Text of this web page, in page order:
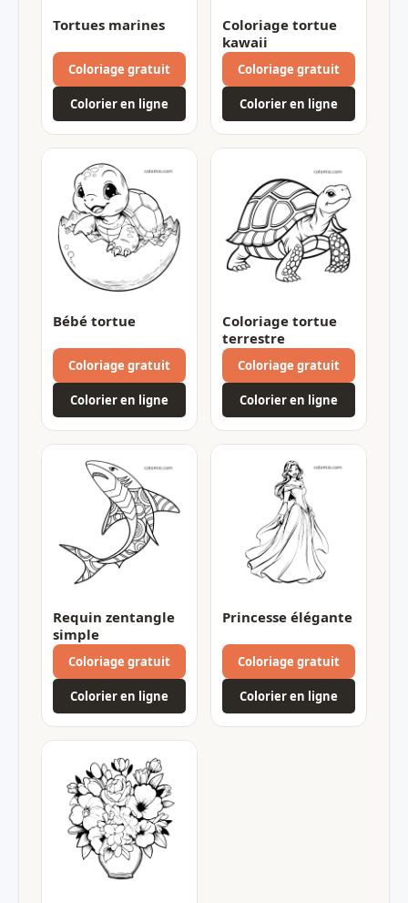
Tortues marines
Coloriage gratuit
Colorier en ligne
Coloriage tortue
kawaii
Coloriage gratuit
Colorier en ligne
Bébé tortue
Coloriage gratuit
Colorier en ligne
Coloriage tortue
terrestre
Coloriage gratuit
Colorier en ligne
Requin zentangle
simple
Coloriage gratuit
Colorier en ligne
Princesse élégante
Coloriage gratuit
Colorier en ligne